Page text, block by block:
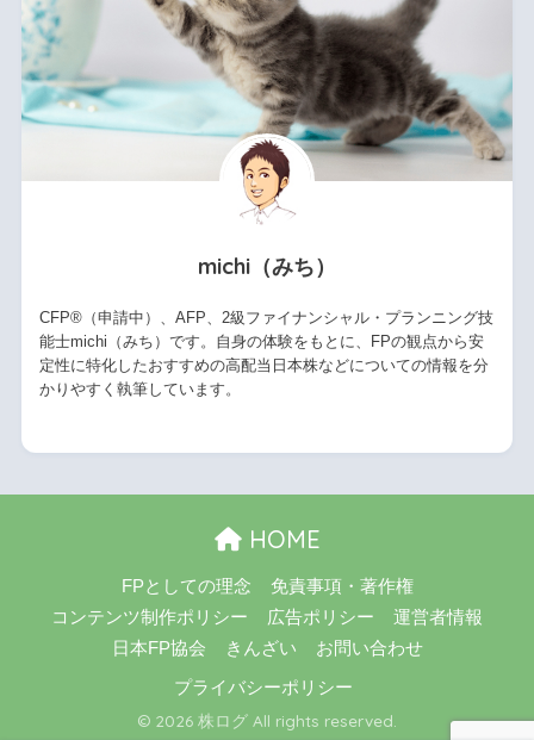
michi（みち）
CFP®（申請中）、AFP、2級ファイナンシャル・プランニング技
能士michi（みち）です。自身の体験をもとに、FPの観点から安
定性に特化したおすすめの高配当日本株などについての情報を分
かりやすく執筆しています。
HOME
FPとしての理念
免責事項・著作権
コンテンツ制作ポリシー
広告ポリシー
運営者情報
日本FP協会
きんざい お問い合わせ
プライバシーポリシー
© 2026 株ログ All rights reserved.